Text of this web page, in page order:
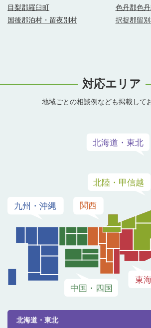
目梨郡羅臼町
色丹郡色
国後郡泊村・留夜別村
択捉郡留
対応エリア
地域ごとの相談例なども掲載して
北海道・東北